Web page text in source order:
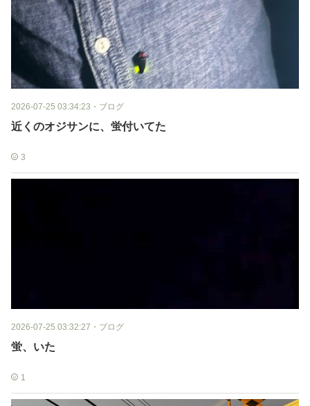
2026-07-25 03:34:23 ・ ブログ
近くのオジサンに、蛍付いてた
3
2026-07-25 03:32:27 ・ ブログ
蛍、いた
1